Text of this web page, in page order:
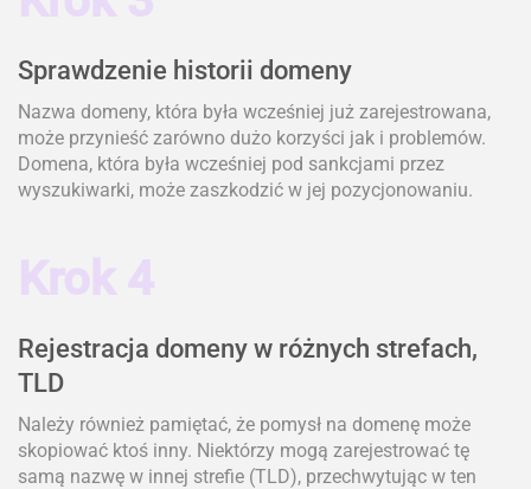
Sprawdzenie historii domeny
Nazwa domeny, która była wcześniej już zarejestrowana,
może przynieść zarówno dużo korzyści jak i problemów.
Domena, która była wcześniej pod sankcjami przez
wyszukiwarki, może zaszkodzić w jej pozycjonowaniu.
Krok 4
Rejestracja domeny w różnych strefach,
TLD
Należy również pamiętać, że pomysł na domenę może
skopiować ktoś inny. Niektórzy mogą zarejestrować tę
samą nazwę w innej strefie (TLD), przechwytując w ten